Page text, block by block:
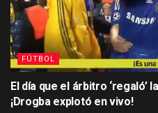
FÚTBOL
El día que el árbitro ‘regaló’
¡Drogba explotó en vivo!